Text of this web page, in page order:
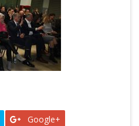
Google+